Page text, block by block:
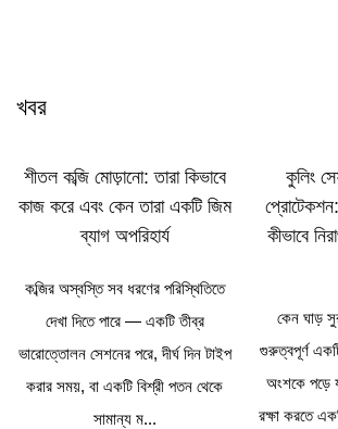
খবর
শীতল কব্জি মোড়ানো: তারা কিভাবে
কাজ করে এবং কেন তারা একটি জিম
ব্যাগ অপরিহার্য
কব্জির অস্বস্তি সব ধরণের পরিস্থিতিতে
দেখা দিতে পারে — একটি তীব্র
ভারোত্তোলন সেশনের পরে, দীর্ঘ দিন টাইপ
করার সময়, বা একটি বিশ্রী পতন থেকে
সামান্য ম...
কুলিং
কীভাবে
কেন ঘাড়
গুরুত্বপূর্ণ
অংশকে পড়ে
রক্ষা করতে